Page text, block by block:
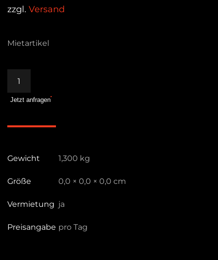
zzgl. Versand
Mietartikel
P600c
Menge
Jetzt anfragen
Gewicht 1,300 kg
Größe 0,0 × 0,0 × 0,0 cm
Vermietung ja
Preisangabe pro Tag